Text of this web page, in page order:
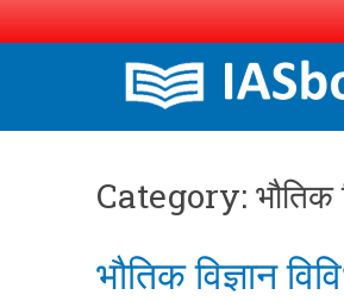
Category: भौतिक
भौतिक विज्ञान